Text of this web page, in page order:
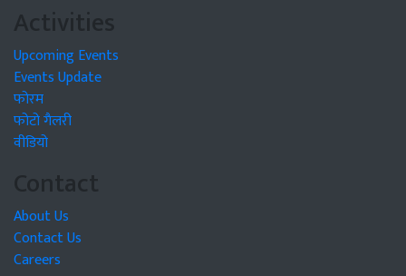
Activities
Upcoming Events
Events Update
फोरम
फोटो गैलरी
वीडियो
Contact
About Us
Contact Us
Careers